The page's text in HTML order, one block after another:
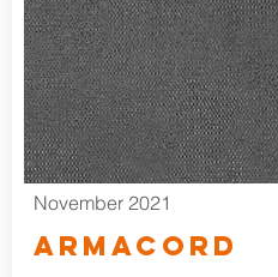
November 2021
ARMACORD